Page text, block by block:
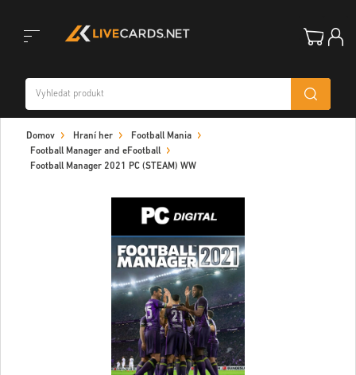
navigation
Domov Hraní her
Football Mania
Football Manager and eFootball
Football Manager 2021 PC (STEAM) WW